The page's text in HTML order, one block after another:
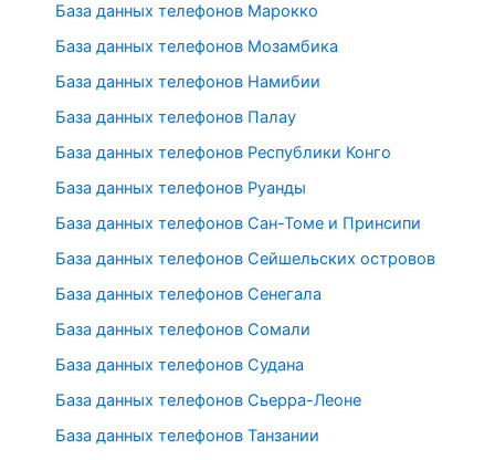
База данных телефонов Марокко
База данных телефонов Мозамбика
База данных телефонов Намибии
База данных телефонов Палау
База данных телефонов Республики Конго
База данных телефонов Руанды
База данных телефонов Сан-Томе и Принсипи
База данных телефонов Сейшельских островов
База данных телефонов Сенегала
База данных телефонов Сомали
База данных телефонов Судана
База данных телефонов Сьерра-Леоне
База данных телефонов Танзании